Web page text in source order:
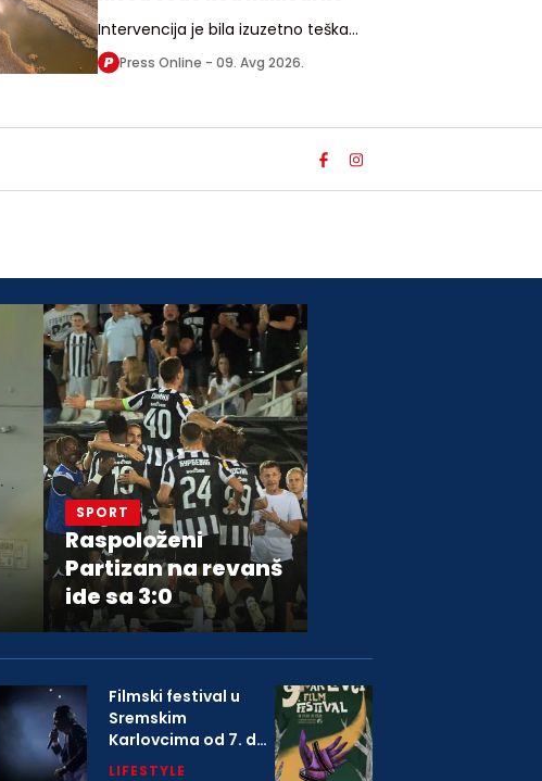
Intervencija je bila izuzetno teška
zbog jakih struja i trajala je oko
sedam sati
Press Online - 09. Avg 2026.
SPORT
Raspoloženi
Partizan na revanš
ide sa 3:0
Filmski festival u
Sremskim
Karlovcima od 7. do
9. avgusta
LIFESTYLE